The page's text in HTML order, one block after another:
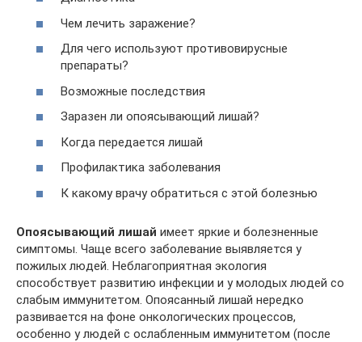
Чем лечить заражение?
Для чего используют противовирусные
препараты?
Возможные последствия
Заразен ли опоясывающий лишай?
Когда передается лишай
Профилактика заболевания
К какому врачу обратиться с этой болезнью
Опоясывающий лишай имеет яркие и болезненные
симптомы. Чаще всего заболевание выявляется у
пожилых людей. Неблагоприятная экология
способствует развитию инфекции и у молодых людей со
слабым иммунитетом. Опоясанный лишай нередко
развивается на фоне онкологических процессов,
особенно у людей с ослабленным иммунитетом (после